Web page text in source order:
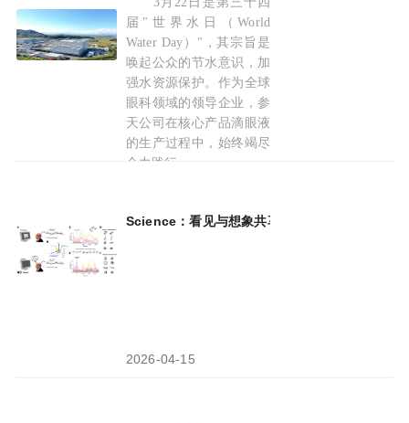
世界水日|参天公司践行水
届"世界水日（World
Water Day）"，其宗旨是
唤起公众的节水意识，加
强水资源保护。作为全球
眼科领域的领导企业，参
天公司在核心产品滴眼液
的生产过程中，始终竭尽
全力践行
Science：看见与想象共享同一
2026-04-15